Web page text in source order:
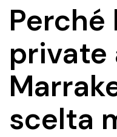
Perché
private
scelta